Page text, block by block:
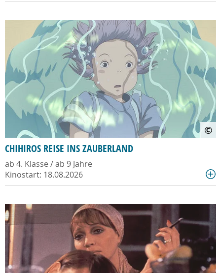
©
CHIHIROS REISE INS ZAUBERLAND
ab 4. Klasse / ab 9 Jahre
Kinostart: 18.08.2026